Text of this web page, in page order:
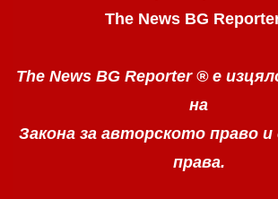
The News BG
The News BG Reporter ® е
на
Закона за авторското право и
права.